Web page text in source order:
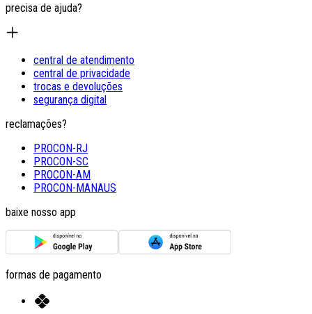
precisa de ajuda?
central de atendimento
central de privacidade
trocas e devoluções
segurança digital
reclamações?
PROCON-RJ
PROCON-SC
PROCON-AM
PROCON-MANAUS
baixe nosso app
formas de pagamento